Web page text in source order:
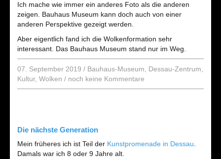
Ich mache wie immer ein anderes Foto als die anderen
zeigen. Bauhaus Museum kann doch auch von einer
anderen Perspektive gezeigt werden.
Aber eigentlich fand ich die Wolkenformation sehr
interessant. Das Bauhaus Museum stand nur im Weg.
07. September 2019 / Bauhaus-Museum Dessau-Zentrum
Kultur, Wolken / noch keine Kommentare
Die nächste Generation
Mein früheres ich ist Teil der Kunstpromenade in Dessau
Damals war ich 8 oder 9 Jahre alt.